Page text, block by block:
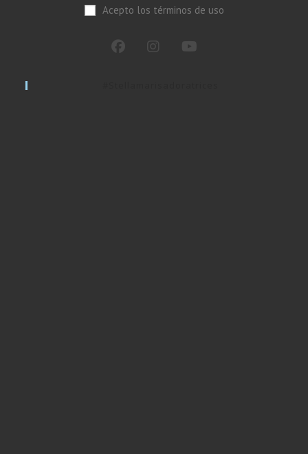
Acepto los términos de uso